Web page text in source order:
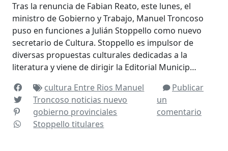
Tras la renuncia de Fabian Reato, este lunes, el
ministro de Gobierno y Trabajo, Manuel Troncoso
puso en funciones a Julián Stoppello como nuevo
secretario de Cultura. Stoppello es impulsor de
diversas propuestas culturales dedicadas a la
literatura y viene de dirigir la Editorial Municip…
cultura Entre Rios Manuel
Troncoso noticias nuevo
gobierno provinciales
Stoppellotitulares
Publicar
un
comentario